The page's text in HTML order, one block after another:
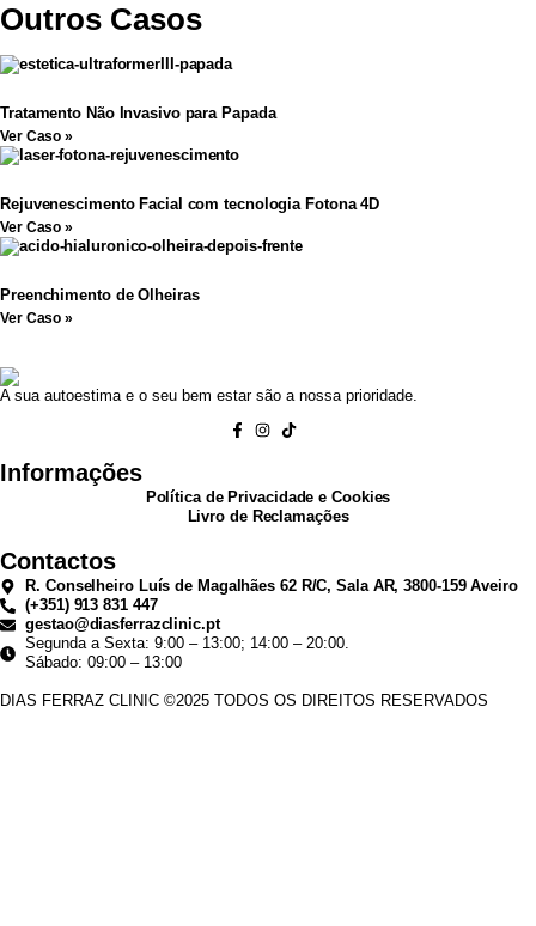
Outros Casos
Tratamento Não Invasivo para Papada
Ver Caso »
Rejuvenescimento Facial com tecnologia Fotona 4D
Ver Caso »
Preenchimento de Olheiras
Ver Caso »
A sua autoestima e o seu bem estar são a nossa prioridade.
Informações
Política de Privacidade e Cookies
Livro de Reclamações
Contactos
R. Conselheiro Luís de Magalhães 62 R/C, Sala AR, 3800-159 Aveiro
(+351) 913 831 447
gestao@diasferrazclinic.pt
Segunda a Sexta: 9:00 – 13:00; 14:00 – 20:00.
Sábado: 09:00 – 13:00
DIAS FERRAZ CLINIC ©2025 TODOS OS DIREITOS RESERVADOS